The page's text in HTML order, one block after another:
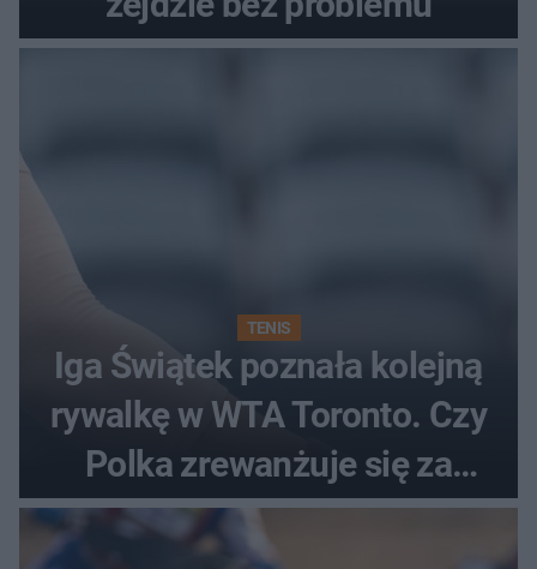
TENIS
Iga Świątek poznała kolejną
rywalkę w WTA Toronto. Czy
Polka zrewanżuje się za
ostatnią porażkę?